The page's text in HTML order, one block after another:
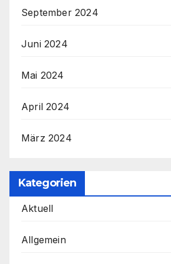
September 2024
Juni 2024
Mai 2024
April 2024
März 2024
Kategorien
Aktuell
Allgemein